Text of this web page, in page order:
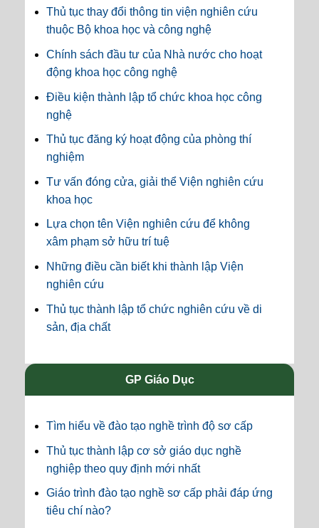
Thủ tục thay đổi thông tin viện nghiên cứu
thuộc Bộ khoa học và công nghệ
Chính sách đầu tư của Nhà nước cho hoạt
động khoa học công nghệ
Điều kiện thành lập tổ chức khoa học công
nghệ
Thủ tục đăng ký hoạt động của phòng thí
nghiệm
Tư vấn đóng cửa, giải thể Viện nghiên cứu
khoa học
Lựa chọn tên Viện nghiên cứu để không
xâm phạm sở hữu trí tuệ
Những điều cần biết khi thành lập Viện
nghiên cứu
Thủ tục thành lập tổ chức nghiên cứu về di
sản, địa chất
GP Giáo Dục
Tìm hiểu về đào tạo nghề trình độ sơ cấp
Thủ tục thành lập cơ sở giáo dục nghề
nghiệp theo quy định mới nhất
Giáo trình đào tạo nghề sơ cấp phải đáp ứng
tiêu chí nào?